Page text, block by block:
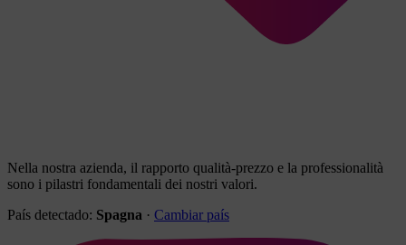
Nella nostra azienda, il rapporto qualità-prezzo e la professionalità
sono i pilastri fondamentali dei nostri valori.
País detectado: Spagna · Cambiar país